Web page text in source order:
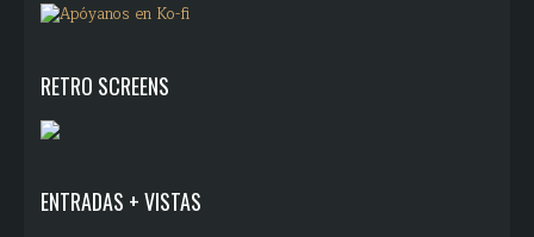
RETRO SCREENS
ENTRADAS + VISTAS